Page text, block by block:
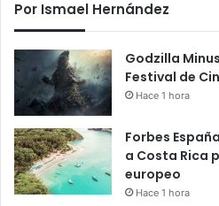
Por Ismael Hernández
Godzilla
Festival de
Hace 1 hora
Forbes
a Costa Rica
europeo
Hace 1 hora